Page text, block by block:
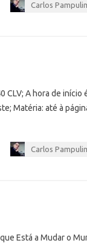
Carlos
A hora de início
Matéria: até à
Carlos
Está a Mudar o